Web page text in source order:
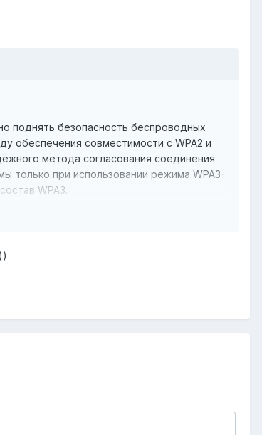
поднять безопасность беспроводных
обеспечения совместимости с WPA2 и
метода согласования соединения
только при использовании режима WPA3-
WPA3.